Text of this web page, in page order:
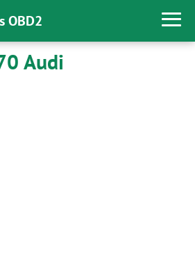
OBD2
Audi